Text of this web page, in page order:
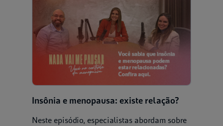
Insônia e menopausa: existe relação?
Neste episódio, especialistas abordam sobre